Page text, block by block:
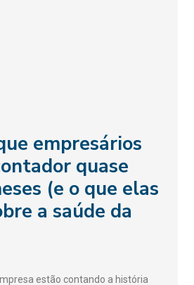
empresários
quase
(e o que elas
a saúde da
estão contando a história